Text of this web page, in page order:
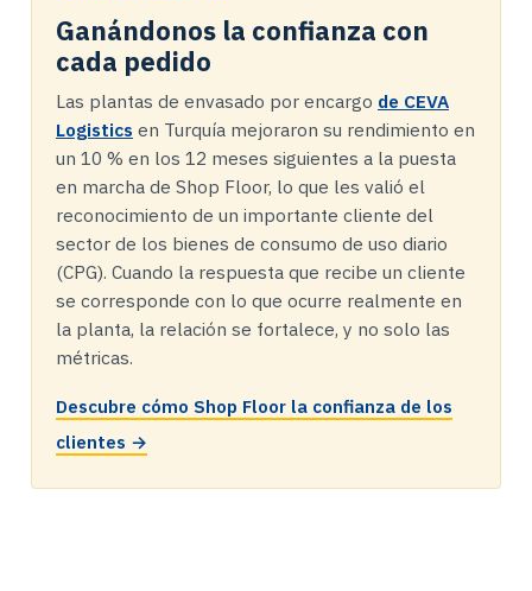
Ganándonos la confianza con
cada pedido
Las plantas de envasado por encargo de CEVA
Logistics en Turquía mejoraron su rendimiento en
un 10 % en los 12 meses siguientes a la puesta
en marcha de Shop Floor, lo que les valió el
reconocimiento de un importante cliente del
sector de los bienes de consumo de uso diario
(CPG). Cuando la respuesta que recibe un cliente
se corresponde con lo que ocurre realmente en
la planta, la relación se fortalece, y no solo las
métricas.
Descubre cómo Shop Floor la confianza de los
clientes →